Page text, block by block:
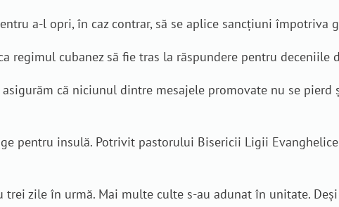
a-l opri, în caz contrar, să se aplice sancțiuni împotriva
regimul cubanez să fie tras la răspundere pentru deceniile
că niciunul dintre mesajele promovate nu se pierd
pentru insulă. Potrivit pastorului Bisericii Ligii
zile în urmă. Mai multe culte s-au adunat în unitate.